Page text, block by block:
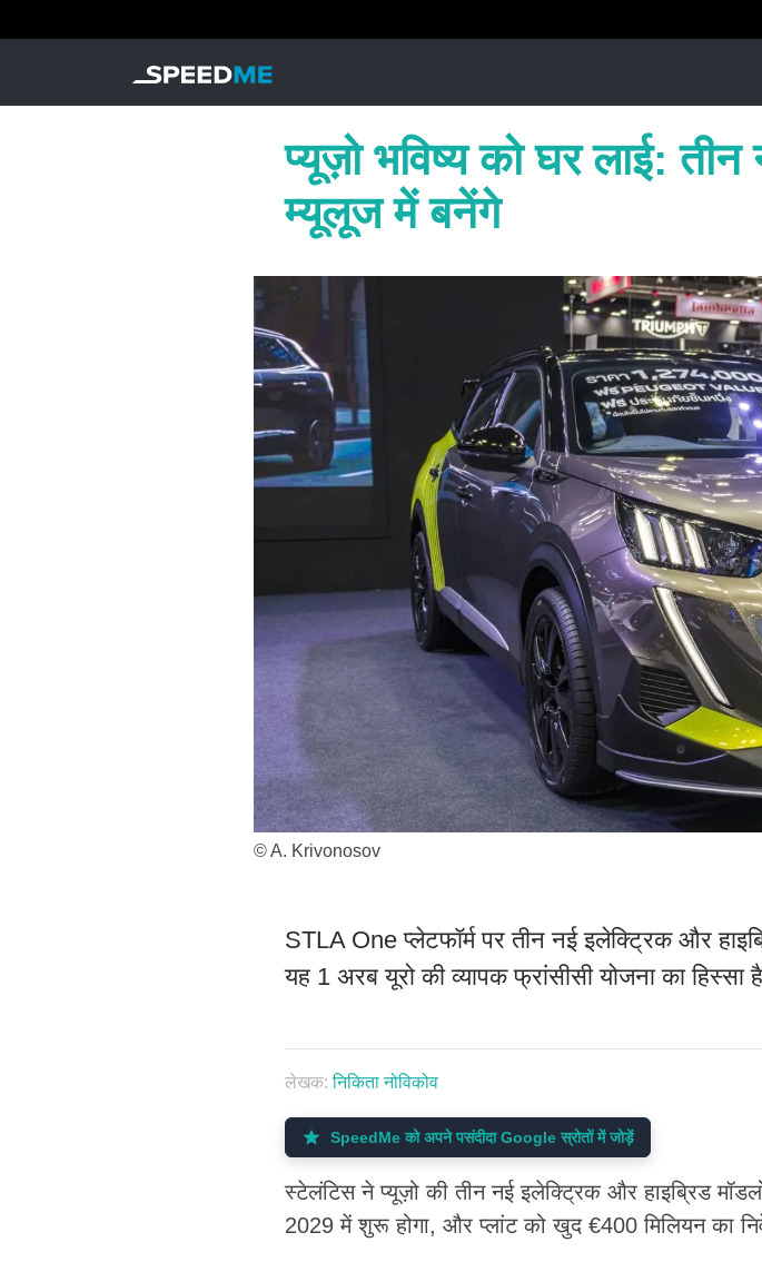
प्यूज़ो भविष्य को घर लाई:
म्यूलूज में बनेंगे
© A. Krivonosov
STLA One प्लेटफॉर्म पर तीन नई इलेक्ट्रिक और
यह 1 अरब यूरो की व्यापक फ्रांसीसी योजना का हिस्सा
लेखक:निकिता नोविकोव
SpeedMe को अपने पसंदीदा Google स्रोतों में जोड़ें
स्टेलंटिस ने प्यूज़ो की तीन नई इलेक्ट्रिक और हाइब्रिड
2029 में शुरू होगा, और प्लांट को खुद €400 मिलियन का